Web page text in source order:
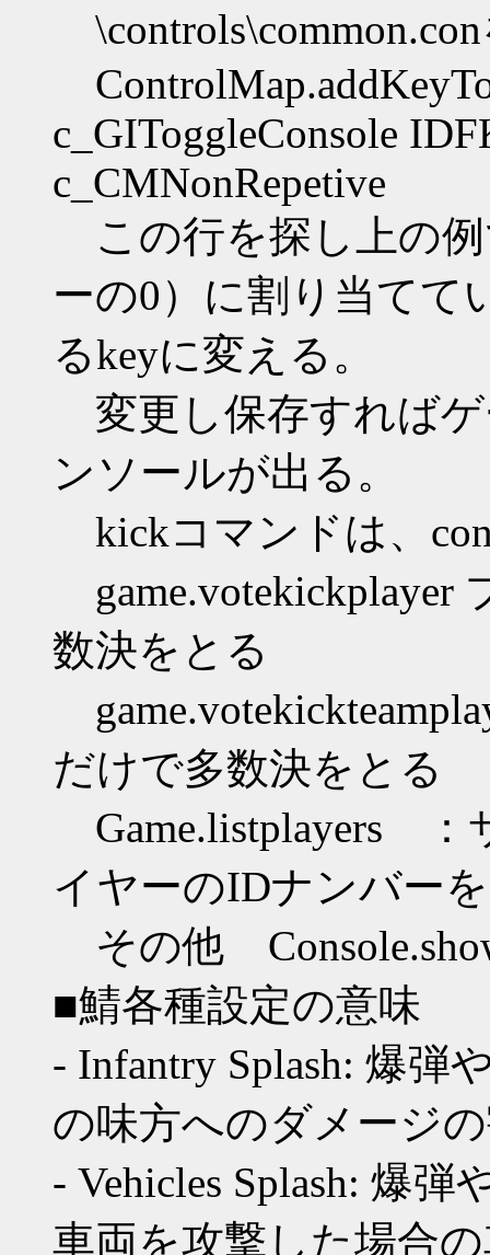
c_GIToggleConsole
c_CMNonRepetive
この行を探し上の例
ーの0）に割り当てて
るkeyに変える。
変更し保存すれば
ンソールが出る。
kickコマンドは、
数決をとる
だけで多数決をとる
Game.listplayers ：
イヤーのIDナンバー
その他
■鯖各種設定の意味
- Infantry Splash: 爆弾
の味方へのダメージ
- Vehicles Splash: 爆
車両を攻撃した場合